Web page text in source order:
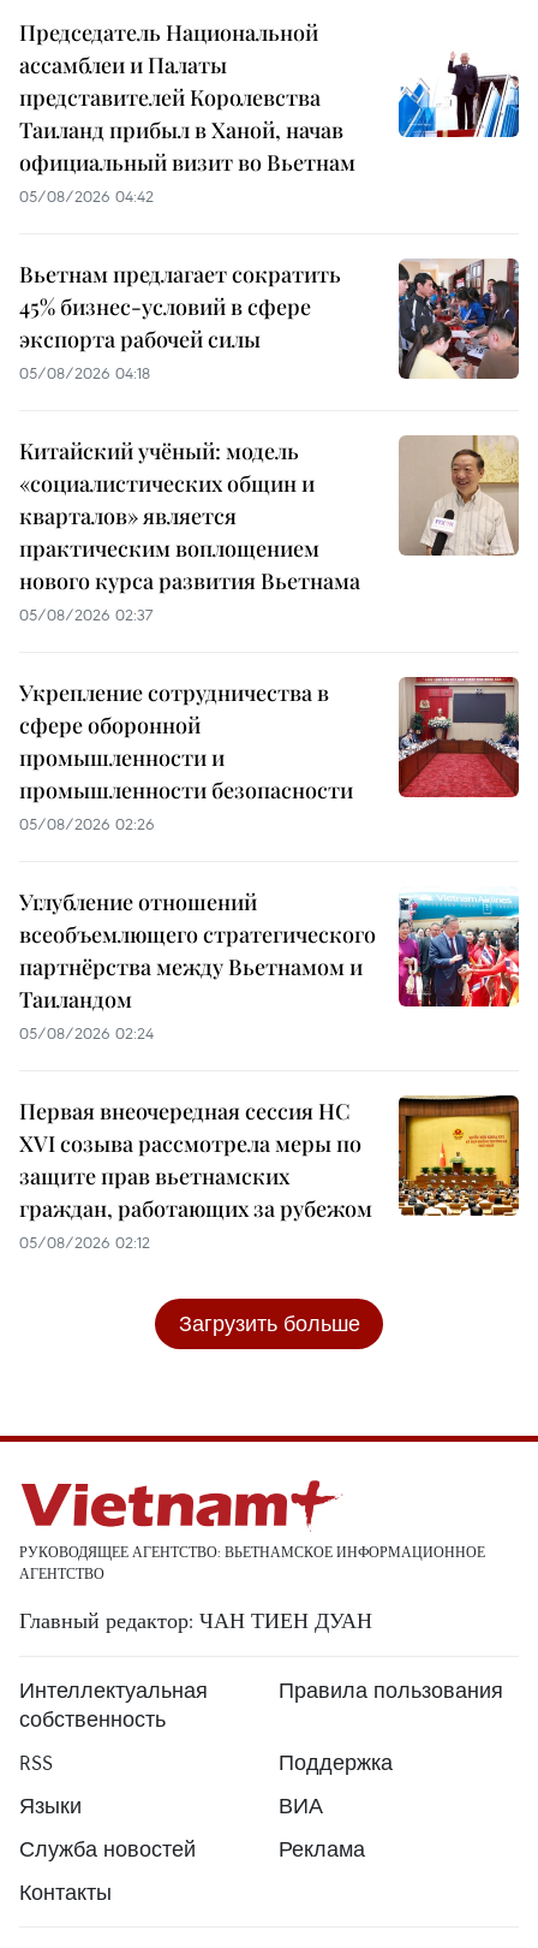
Председатель Национальной
ассамблеи и Палаты
представителей Королевства
Таиланд прибыл в Ханой, начав
официальный визит во Вьетнам
05/08/2026 04:42
Вьетнам предлагает сократить
45% бизнес-условий в сфере
экспорта рабочей силы
05/08/2026 04:18
Китайский учёный: модель
«социалистических общин и
кварталов» является
практическим воплощением
нового курса развития Вьетнама
05/08/2026 02:37
Укрепление сотрудничества в
сфере оборонной
промышленности и
промышленности безопасности
05/08/2026 02:26
Углубление отношений
всеобъемлющего стратегического
партнёрства между Вьетнамом и
Таиландом
05/08/2026 02:24
Первая внеочередная сессия НС
XVI созыва рассмотрела меры по
защите прав вьетнамских
граждан, работающих за рубежом
05/08/2026 02:12
Загрузить больше
РУКОВОДЯЩЕЕ АГЕНТСТВО: ВЬЕТНАМСКОЕ ИНФОРМАЦИОННОЕ
АГЕНТСТВО
Главный редактор: ЧАН ТИЕН ДУАН
Интеллектуальная
собственность
Правила пользования
RSS
Поддержка
Языки
ВИА
Служба новостей
Реклама
Контакты